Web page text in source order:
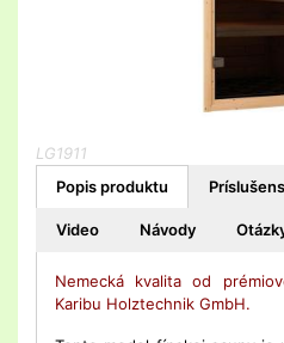
LG1911
Popis produktu
Video Návody
Nemecká kvalita od
Karibu Holztechnik GmbH.